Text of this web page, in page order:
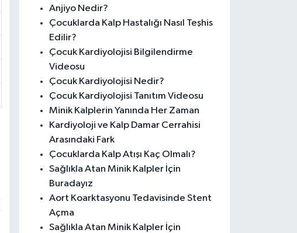
Anjiyo Nedir?
Çocuklarda Kalp Hastalığı Nasıl Teşhis
Edilir?
Çocuk Kardiyolojisi Bilgilendirme
Videosu
Çocuk Kardiyolojisi Nedir?
Çocuk Kardiyolojisi Tanıtım Videosu
Minik Kalplerin Yanında Her Zaman
Kardiyoloji ve Kalp Damar Cerrahisi
Arasındaki Fark
Çocuklarda Kalp Atışı Kaç Olmalı?
Sağlıkla Atan Minik Kalpler İçin
Buradayız
Aort Koarktasyonu Tedavisinde Stent
Açma
Sağlıkla Atan Minik Kalpler İçin